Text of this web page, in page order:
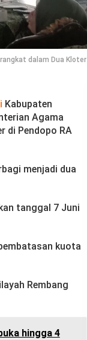
dalam Dua Kloter
Kabupaten
Agama
di Pendopo RA
menjadi dua
tanggal 7 Juni
kuota
Rembang
hingga 4